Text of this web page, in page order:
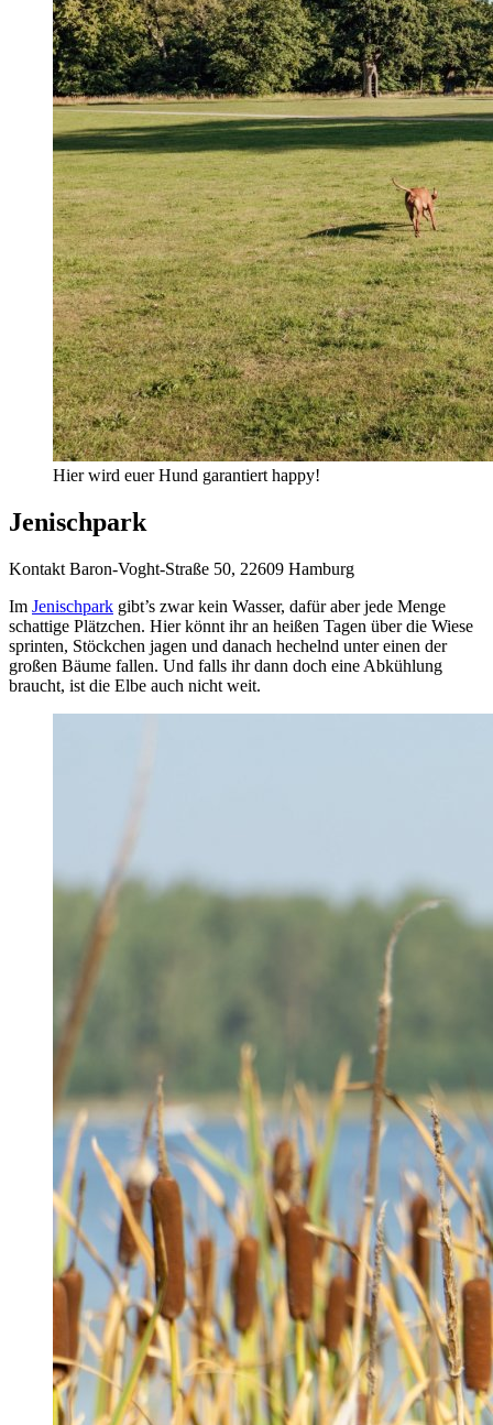
Hier wird euer Hund garantiert happy!
Jenischpark
Kontakt Baron-Voght-Straße 50, 22609 Hamburg
Im Jenischpark gibt’s zwar kein Wasser, dafür aber jede Menge
schattige Plätzchen. Hier könnt ihr an heißen Tagen über die Wiese
sprinten, Stöckchen jagen und danach hechelnd unter einen der
großen Bäume fallen. Und falls ihr dann doch eine Abkühlung
braucht, ist die Elbe auch nicht weit.